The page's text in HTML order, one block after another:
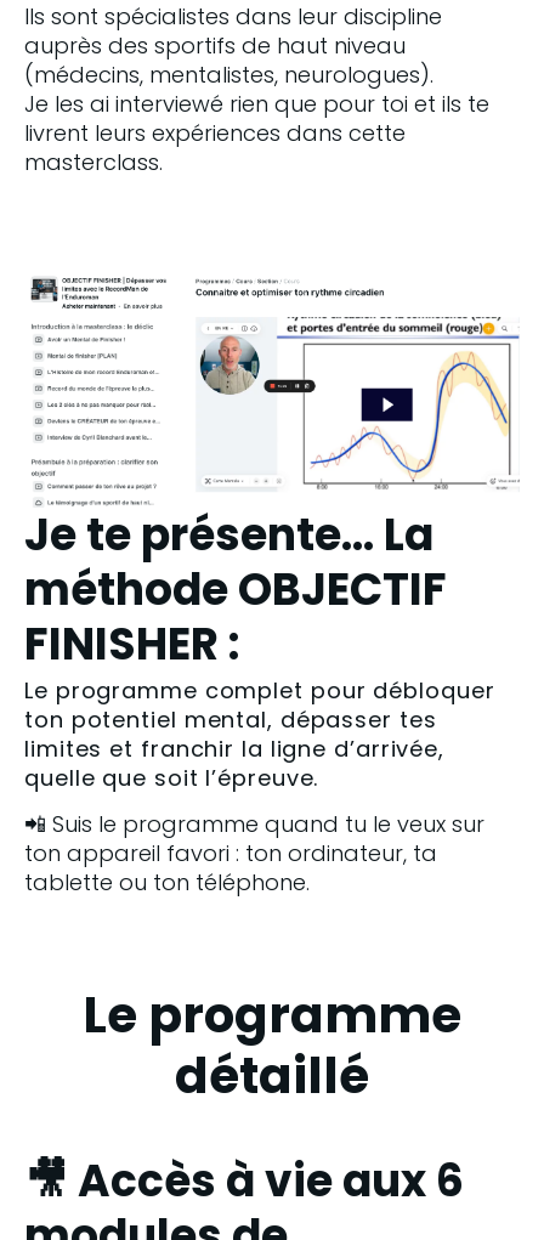
Ils sont spécialistes dans leur discipline
auprès des sportifs de haut niveau
(médecins, mentalistes, neurologues).
Je les ai interviewé rien que pour toi et ils te
livrent leurs expériences dans cette
masterclass.
Je te présente... La
méthode OBJECTIF
FINISHER :
Le programme complet pour débloquer
ton potentiel mental, dépasser tes
limites et franchir la ligne d’arrivée,
quelle que soit l’épreuve.
📲 Suis le programme quand tu le veux sur
ton appareil favori : ton ordinateur, ta
tablette ou ton téléphone.
Le programme
détaillé
🎥 Accès à vie aux 6